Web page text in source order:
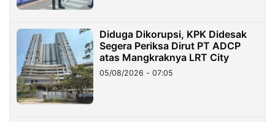
Diduga Dikorupsi, KPK Didesak
Segera Periksa Dirut PT ADCP
atas Mangkraknya LRT City
05/08/2026 - 07:05